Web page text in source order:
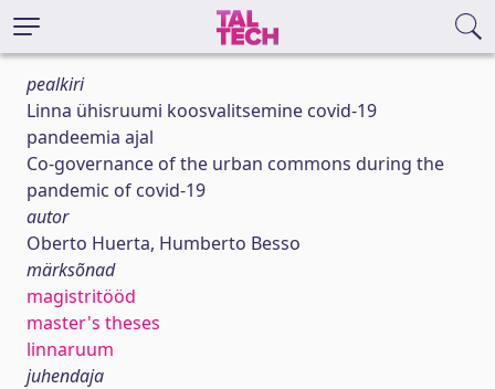
pealkiri
Linna ühisruumi koosvalitsemine covid-19
pandeemia ajal
Co-governance of the urban commons during the
pandemic of covid-19
autor
Oberto Huerta, Humberto Besso
märksõnad
magistritööd
master's theses
linnaruum
juhendaja